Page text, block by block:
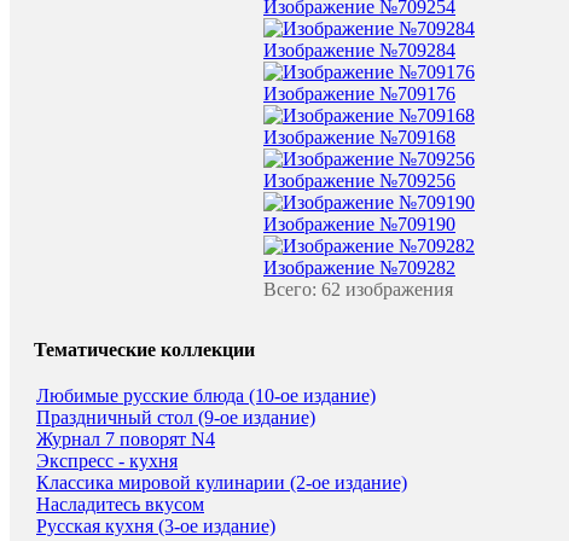
Изображение №709254
Изображение №709284
Изображение №709176
Изображение №709168
Изображение №709256
Изображение №709190
Изображение №709282
Всего: 62 изображения
Тематические коллекции
Любимые русские блюда (10-ое издание)
Праздничный стол (9-ое издание)
Журнал 7 поворят N4
Экспресс - кухня
Классика мировой кулинарии (2-ое издание)
Насладитесь вкусом
Русская кухня (3-ое издание)